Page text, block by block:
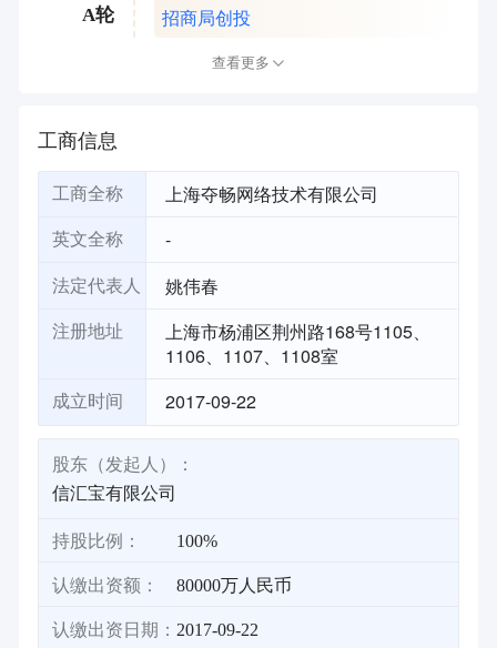
A轮 招商局创投
查看更多
工商信息
工商全称 上海夺畅网络技术有限公司
英文全称 -
法定代表人 姚伟春
注册地址
上海市杨浦区荆州路168号1105、
1106、1107、1108室
成立时间 2017-09-22
股东（发起人）：
信汇宝有限公司
持股比例： 100%
认缴出资额： 80000万人民币
认缴出资日期： 2017-09-22